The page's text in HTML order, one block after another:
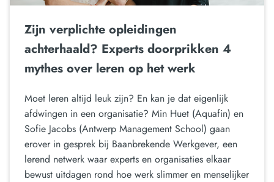
Zijn verplichte opleidingen
achterhaald? Experts doorprikken 4
mythes over leren op het werk
Moet leren altijd leuk zijn? En kan je dat eigenlijk
afdwingen in een organisatie? Min Huet (Aquafin) en
Sofie Jacobs (Antwerp Management School) gaan
erover in gesprek bij Baanbrekende Werkgever, een
lerend netwerk waar experts en organisaties elkaar
bewust uitdagen rond hoe werk slimmer en menselijker